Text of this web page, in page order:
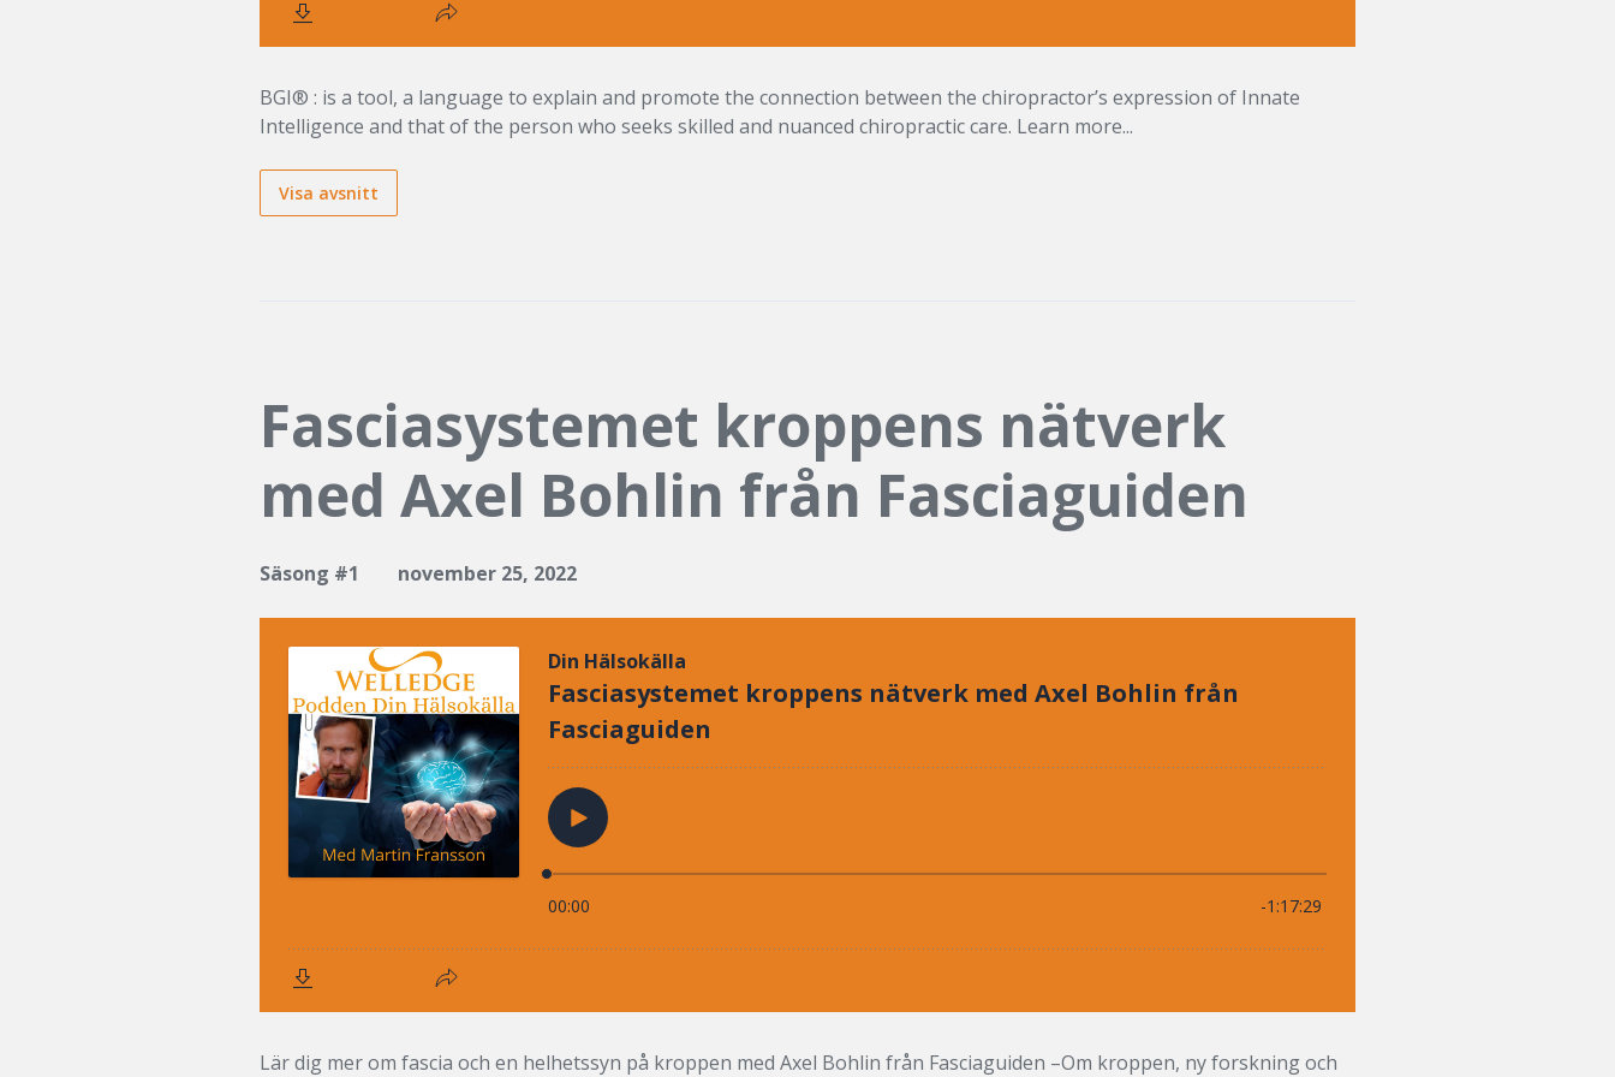
BGI® : is a tool, a language to explain and promote the connection between the chiropractor’s expression of Innate
Intelligence and that of the person who seeks skilled and nuanced chiropractic care. Learn more...
Visa avsnitt
Fasciasystemet kroppens nätverk
med Axel Bohlin från Fasciaguiden
Säsong #1 november 25, 2022
Lär dig mer om fascia och en helhetssyn på kroppen med Axel Bohlin från Fasciaguiden –Om kroppen, ny forskning och